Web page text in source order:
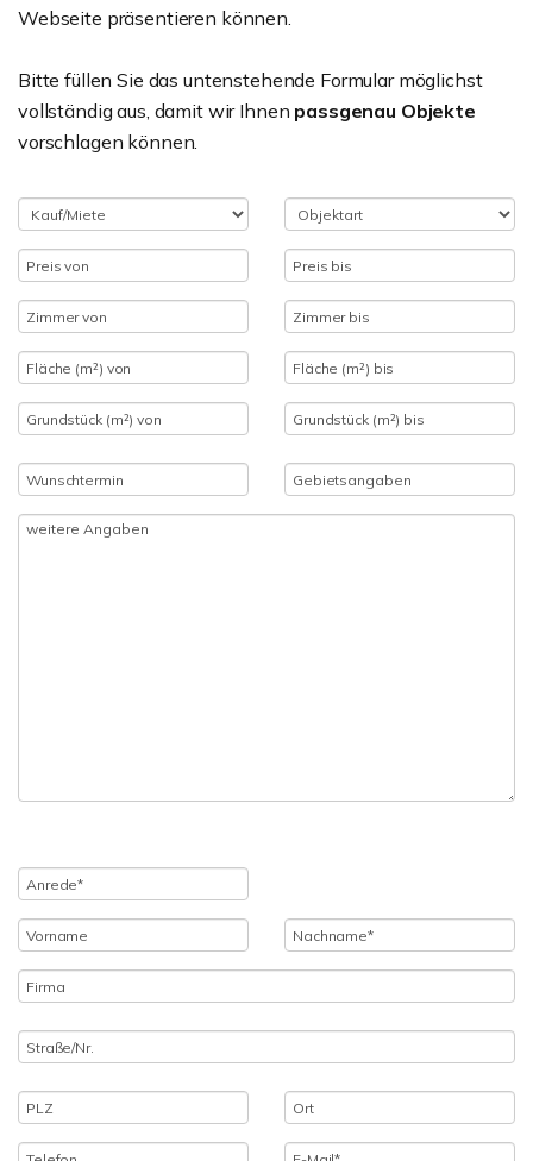
Webseite präsentieren können.
Bitte füllen Sie das untenstehende Formular möglichst
vollständig aus, damit wir Ihnen passgenau Objekte
vorschlagen können.